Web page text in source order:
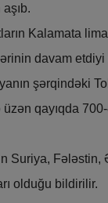
Kalamata
davam
şərqindəki
qayıqda
Suriya, Fələstin,
olduğu bildirilir.